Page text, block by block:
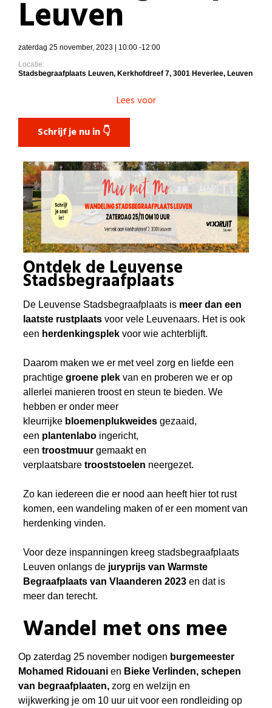
Leuven
zaterdag 25 november, 2023 | 10:00 -12:00
Locatie:
Stadsbegraafplaats Leuven, Kerkhofdreef 7, 3001 Heverlee, Leuven
Lees voor
Schrijf je nu in 👇
Ontdek de Leuvense
Stadsbegraafplaats
De Leuvense Stadsbegraafplaats is meer dan een
laatste rustplaats voor vele Leuvenaars. Het is ook
een herdenkingsplek voor wie achterblijft.
Daarom maken we er met veel zorg en liefde een
prachtige groene plek van en proberen we er op
allerlei manieren troost en steun te bieden. We
hebben er onder meer
kleurrijke bloemenplukweides gezaaid,
een plantenlabo ingericht,
een troostmuur gemaakt en
verplaatsbare trooststoelen neergezet.
Zo kan iedereen die er nood aan heeft hier tot rust
komen, een wandeling maken of er een moment van
herdenking vinden.
Voor deze inspanningen kreeg stadsbegraafplaats
Leuven onlangs de juryprijs van Warmste
Begraafplaats van Vlaanderen 2023 en dat is
meer dan terecht.
Wandel met ons mee
Op zaterdag 25 november nodigen burgemeester
Mohamed Ridouani en Bieke Verlinden, schepen
van begraafplaaten, zorg en welzijn en
wijkwerking je om 10 uur uit voor een rondleiding op